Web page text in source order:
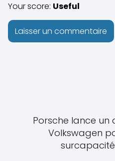
Your score: Useful
Porsche lance
Volkswagen